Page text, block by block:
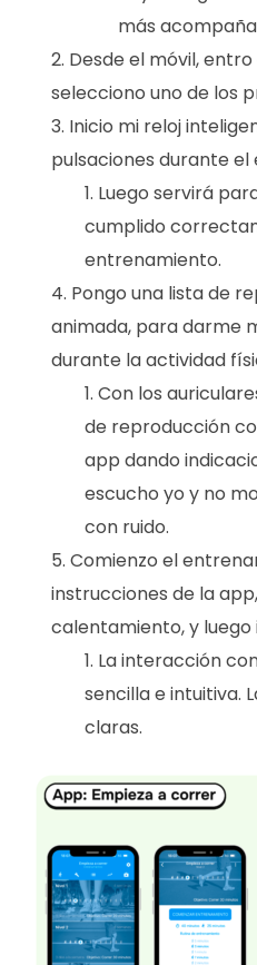
más
Desde el móvil,
selecciono uno de los
Inicio mi reloj
pulsaciones durante
Luego servirá
cumplido
entrenamiento.
Pongo una lista de
animada, para darme
durante la actividad
Con los
de reproducción
app dando
escucho yo y no
con ruido.
Comienzo el
instrucciones de la
calentamiento, y luego
La interacción
sencilla e intuitiva.
claras.